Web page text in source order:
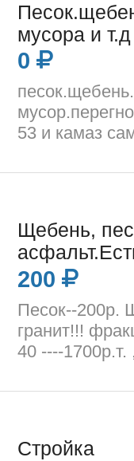
мусора и т.д
0
53 и камаз
Щебень,
200
Песок--200р.
гранит!!!
40 ----1700р.т.
Стройка